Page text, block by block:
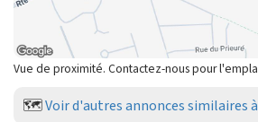
Vue de proximité. Contactez-nous pour
🗺️Voir d'autres annonces similaires